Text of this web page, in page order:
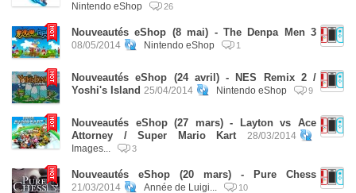
Nintendo eShop
26
Nouveautés eShop (8 mai) - The Denpa Men 3
08/05/2014 Nintendo eShop 1
Nouveautés eShop (24 avril) - NES Remix 2 /
Yoshi's Island 25/04/2014 Nintendo eShop 9
Nouveautés eShop (27 mars) - Layton vs Ace
Attorney / Super Mario Kart
28/03/2014
Images...
3
Nouveautés eShop (20 mars) - Pure Chess
21/03/2014 Année de Luigi... 10